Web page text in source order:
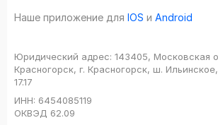
Наше приложение для IOS и Android
Юридический адрес: 143405, Московская
Красногорск, г. Красногорск, ш.
17.17
ИНН: 6454085119
ОКВЭД 62.09